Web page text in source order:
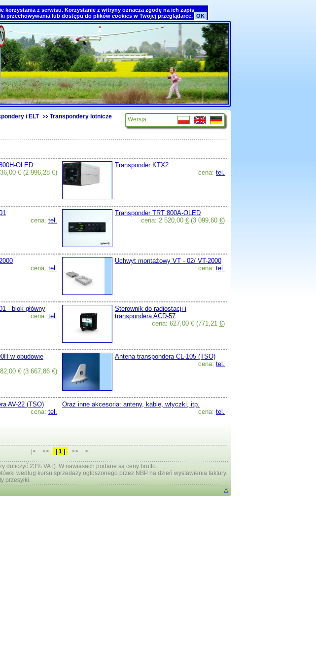
korzystania z serwisu. Korzystanie z witryny oznacza zgodę na ich zapis
przechowywania lub dostępu do plików cookies w Twojej przeglądarce. OK
Wersja:
i ELT Transpondery lotnicze
OLED
€ (2 996,28 €)
Transponder KTX2
cena: tel.
cena: tel.
Transponder TRT 800A-OLED
cena: 2 520,00 € (3 099,60 €)
cena: tel.
Uchwyt montażowy VT - 02/ VT-2000
cena: tel.
- blok główny
cena: tel.
Sterownik do radiostacji i
transpondera ACD-57
cena: 627,00 € (771,21 €)
w obudowie
€ (3 667,86 €)
Antena transpondera CL-105 (TSO)
cena: tel.
AV-22 (TSO)
cena: tel.
Oraz inne akcesoria: anteny, kable, wtyczki, itp.
cena: tel.
|< << | 1 | >> >|
doliczyć 23% VAT). W nawiasach podane są ceny brutto.
według kursu sprzedaży ogłoszonego przez NBP na dzień wystawienia faktury.
przesyłki.
△